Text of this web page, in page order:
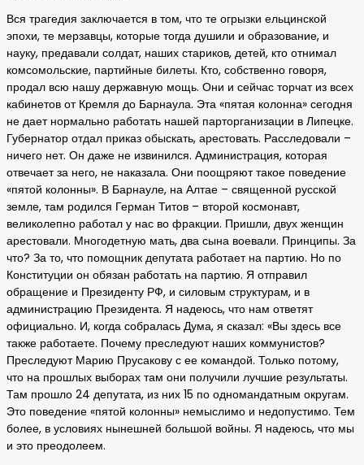
Вся трагедия заключается в том, что те огрызки ельцинской
эпохи, те мерзавцы, которые тогда душили и образование, и
науку, предавали солдат, наших стариков, детей, кто отнимал
комсомольские, партийные билеты. Кто, собственно говоря,
продал всю нашу державную мощь. Они и сейчас торчат из всех
кабинетов от Кремля до Барнаула. Эта «пятая колонна» сегодня
не дает нормально работать нашей парторганизации в Липецке.
Губернатор отдал приказ обыскать, арестовать. Расследовали –
ничего нет. Он даже не извинился. Администрация, которая
отвечает за него, не наказала. Они поощряют такое поведение
«пятой колонны». В Барнауле, на Алтае – священной русской
земле, там родился Герман Титов – второй космонавт,
великолепно работал у нас во фракции. Пришли, двух женщин
арестовали. Многодетную мать, два сына воевали. Принципы. За
что? За то, что помощник депутата работает на партию. Но по
Конституции он обязан работать на партию. Я отправил
обращение и Президенту РФ, и силовым структурам, и в
администрацию Президента. Я надеюсь, что нам ответят
официально. И, когда собралась Дума, я сказал: «Вы здесь все
также работаете. Почему преследуют наших коммунистов?
Преследуют Марию Прусакову с ее командой. Только потому,
что на прошлых выборах там они получили лучшие результаты.
Там прошло 24 депутата, из них 15 по одномандатным округам.
Это поведение «пятой колонны» немыслимо и недопустимо. Тем
более, в условиях нынешней большой войны. Я надеюсь, что мы
и это преодолеем.